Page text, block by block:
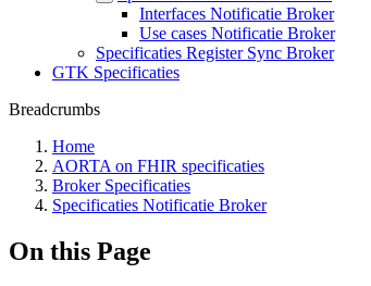
Interfaces Notificatie Broker
Use cases Notificatie Broker
Specificaties Register Sync Broker
GTK Specificaties
Breadcrumbs
Home
AORTA on FHIR specificaties
Broker Specificaties
Specificaties Notificatie Broker
On this Page